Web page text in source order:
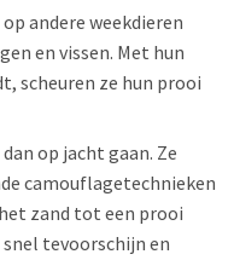
andere weekdieren
en vissen. Met hun
scheuren ze hun prooi
op jacht gaan. Ze
camouflagetechnieken
zand tot een prooi
tevoorschijn en